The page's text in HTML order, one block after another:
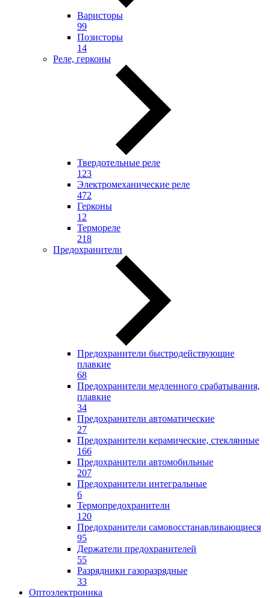
Варисторы
99
Позисторы
14
Реле, герконы
Твердотельные реле
123
Электромеханические реле
472
Герконы
12
Термореле
218
Предохранители
Предохранители быстродействующие
плавкие
68
Предохранители медленного срабатывания,
плавкие
34
Предохранители автоматические
27
Предохранители керамические, стеклянные
166
Предохранители автомобильные
207
Предохранители интегральные
6
Термопредохранители
120
Предохранители самовосстанавливающиеся
95
Держатели предохранителей
55
Разрядники газоразрядные
33
Оптоэлектроника